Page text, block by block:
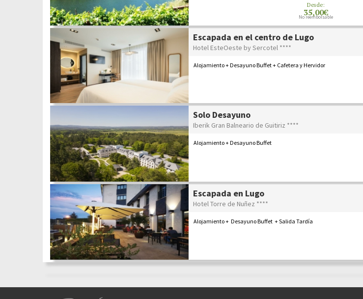
Desde:
35,00€
No reembolsable
Escapada en el centro de Lugo
Hotel EsteOeste by Sercotel ****
Alojamiento + Desayuno Buffet + Cafetera y Hervidor
Solo Desayuno
Iberik Gran Balneario de Guitiriz ****
Alojamiento + Desayuno Buffet
Escapada en Lugo
Hotel Torre de Nuñez ****
Alojamiento + Desayuno Buffet + Salida Tardía